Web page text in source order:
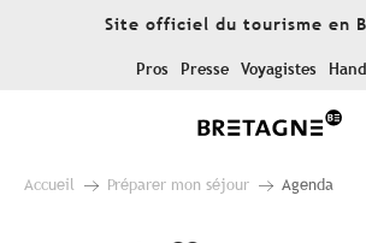
Site officiel du tourisme en
Pros Presse Voyagistes
Accueil Préparer mon séjour Agenda